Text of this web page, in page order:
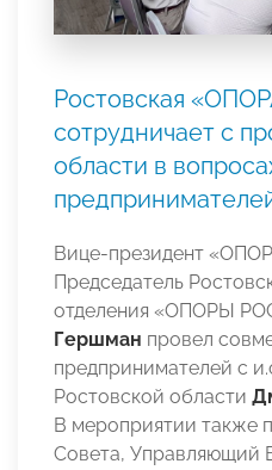
Ростовская
сотрудничает с
области в
Вице-президент
Председатель
отделения «ОПОРЫ
Гершман провел
предпринимателей с
Ростовской области
В мероприятии также
Совета, Управляющий